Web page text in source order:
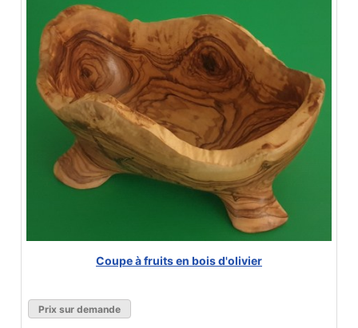
Coupe à fruits en bois d'olivier
Prix sur demande